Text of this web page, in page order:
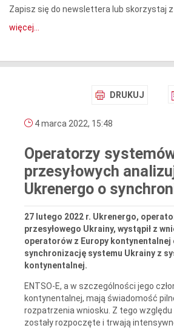
Zapisz się do newslettera lub skorzystaj z
więcej...
DRUKUJ
4 marca 2022, 15:48
Operatorzy
przesyłowych
Ukrenergo o
27 lutego 2022 r. Ukrenergo,
przesyłowego Ukrainy, wystąpił z
operatorów z Europy kontynentalnej
synchronizację systemu Ukrainy z
kontynentalnej.
ENTSO-E, a w szczególności jego
kontynentalnej, mają świadomość
rozpatrzenia wniosku. Z tego względu
zostały rozpoczęte i trwają